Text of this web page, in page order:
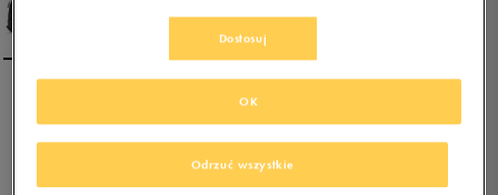
Dostosuj
Odrzuć wszystkie
OK